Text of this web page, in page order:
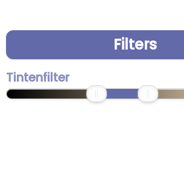
Filters
Tintenfilter